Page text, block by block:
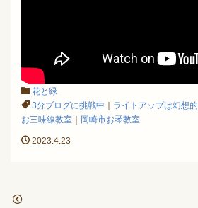
花と緑
3分ブログに挑戦中
ライトアップは幻想的
お三味線教室
岡崎市お琴教室
2023.4.23